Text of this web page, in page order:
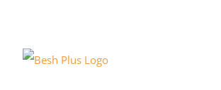
content